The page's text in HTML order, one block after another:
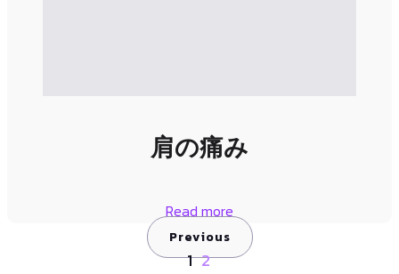
肩の痛み
Read more
Previous
1 2